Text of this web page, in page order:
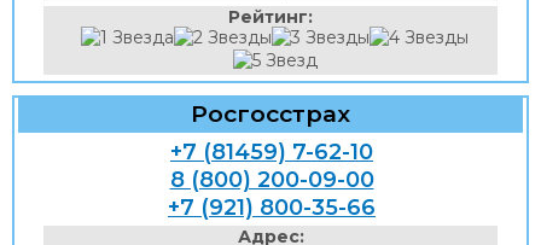
Рейтинг:
Росгосстрах
+7 (81459) 7-62-10
8 (800) 200-09-00
+7 (921) 800-35-66
Адрес: